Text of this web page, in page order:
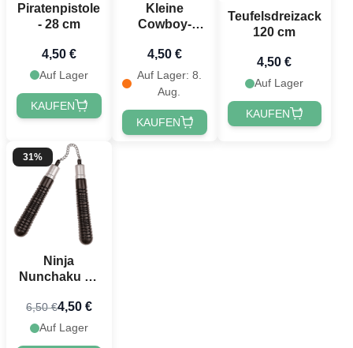
Piratenpistole
- 28 cm
4,50 €
Auf Lager
KAUFEN
Kleine
Cowboy-
Kinder - 20
cm
4,50 €
Auf Lager: 8.
Aug.
KAUFEN
Teufelsdreizack
120 cm
4,50 €
Auf Lager
KAUFEN
31%
Ninja
Nunchaku 19
6,50 €4,50 €
Auf Lager